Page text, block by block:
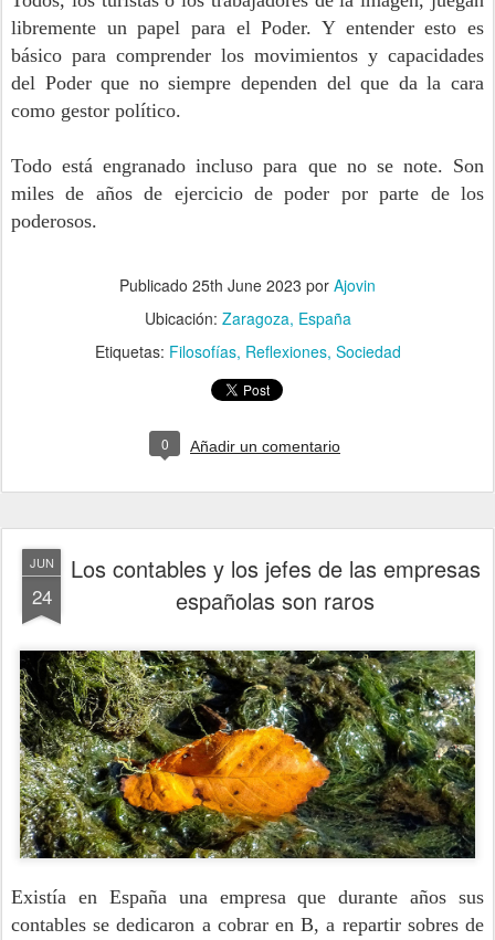
libremente un papel para el Poder. Y entender esto es
básico para comprender los movimientos y capacidades
del Poder que no siempre dependen del que da la cara
como gestor político.
Todo está engranado incluso para que no se note. Son
miles de años de ejercicio de poder por parte de los
poderosos.
Publicado 25th June 2023 por Ajovin
Ubicación: Zaragoza, España
Etiquetas: Filosofías Reflexiones Sociedad
0 Añadir un comentario
JUN
24
Los contables y los jefes de las empresas
españolas son raros
Existía en España una empresa que durante años sus
contables se dedicaron a cobrar en B, a repartir sobres de